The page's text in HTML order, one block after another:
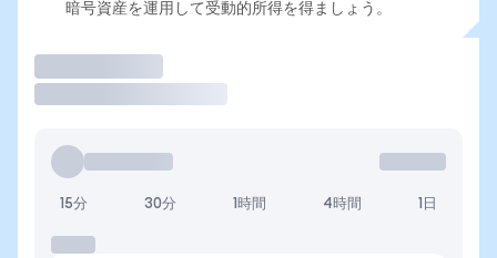
暗号資産を運用して受動的所得を得ましょう。
15分 30分 1時間 4時間 1日